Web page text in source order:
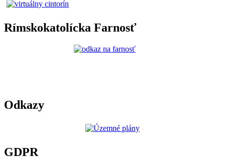
Rímskokatolícka Farnosť
Odkazy
GDPR